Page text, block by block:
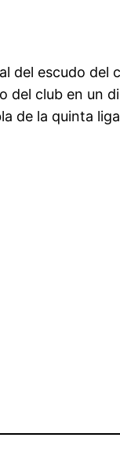
del escudo del
del club en un
de la quinta